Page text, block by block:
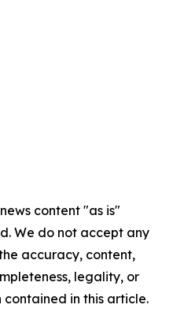
content "as is"
We do not accept any
accuracy, content,
legality, or
in this article.